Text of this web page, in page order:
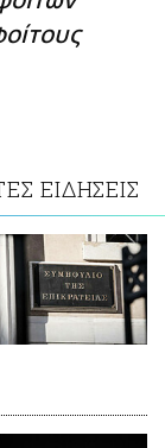
ΕΙΔΗΣΕΙΣ